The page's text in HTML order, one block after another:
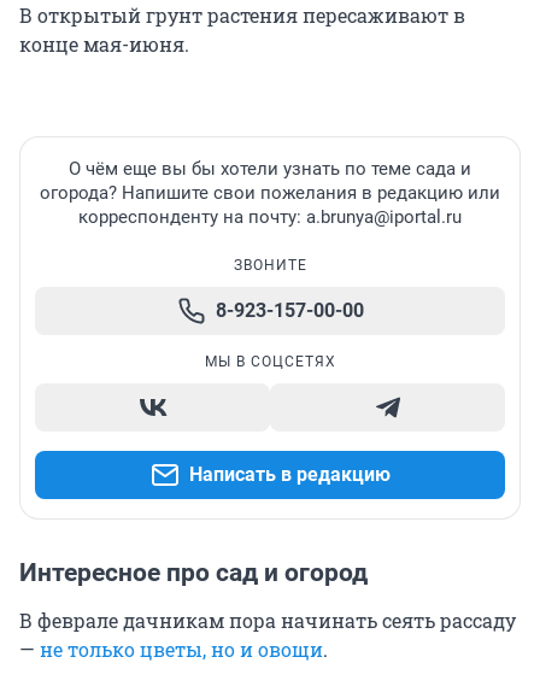
В открытый грунт растения пересаживают в
конце мая-июня.
О чём еще вы бы хотели узнать по теме сада и
огорода? Напишите свои пожелания в редакцию или
корреспонденту на почту: a.brunya@iportal.ru
ЗВОНИТЕ
8-923-157-00-00
МЫ В СОЦСЕТЯХ
Написать в редакцию
Интересное про сад и огород
В феврале дачникам пора начинать сеять рассаду
— не только цветы, но и овощи.